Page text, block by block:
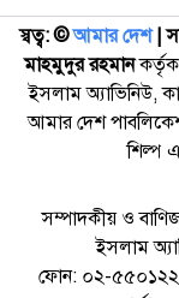
স্বত্ব: ©️আমার দেশ|
মাহমুদুর রহমানকর্তৃক
ইসলাম অ্যাভিনিউ,
আমার দেশ
শিল্প
সম্পাদকীয় ও
ইসলাম
ফোন: ০২-